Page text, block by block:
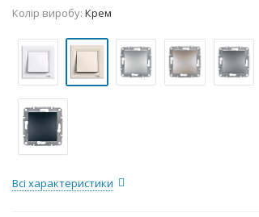
Колір виробу: Крем
Всі характеристики